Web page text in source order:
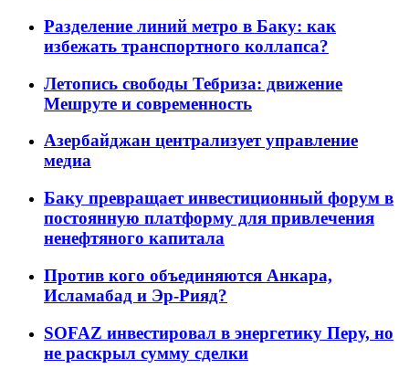
Разделение линий метро в Баку: как
избежать транспортного коллапса?
Летопись свободы Тебриза: движение
Мешруте и современность
Азербайджан централизует управление
медиа
Баку превращает инвестиционный форум в
постоянную платформу для привлечения
ненефтяного капитала
Против кого объединяются Анкара,
Исламабад и Эр-Рияд?
SOFAZ инвестировал в энергетику Перу, но
не раскрыл сумму сделки